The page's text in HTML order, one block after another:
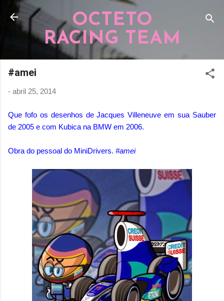
Pular para o conteúdo principal
OCTETO
RACING TEAM
#amei
- abril 25, 2014
Que fofo os desenhos de Jacques Villeneuve em sua Sauber
de 2005 e com Kubica na BMW em 2006.
Obra do pessoal do MiniDrivers. #amei